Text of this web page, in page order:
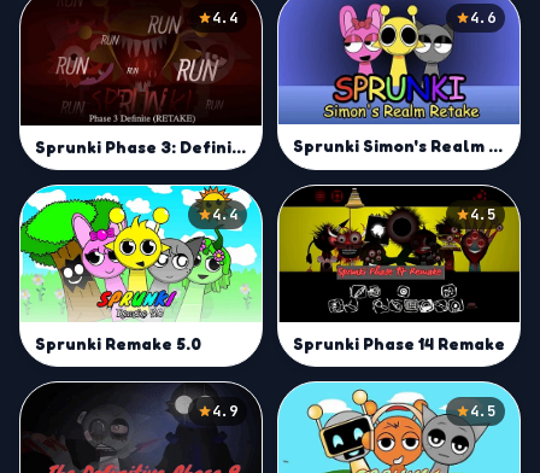
4.4
Sprunki Phase 3: Definitive Retake
4.6
Sprunki Simon's Realm Retake
4.4
Sprunki Remake 5.0
4.5
Sprunki Phase 14 Remake
4.9 4.5